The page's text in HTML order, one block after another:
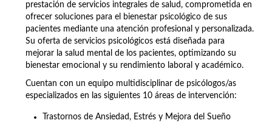
prestación de servicios integrales de salud, comprometida en
ofrecer soluciones para el bienestar psicológico de sus
pacientes mediante una atención profesional y personalizada.
Su oferta de servicios psicológicos está diseñada para
mejorar la salud mental de los pacientes, optimizando su
bienestar emocional y su rendimiento laboral y académico.
Cuentan con un equipo multidisciplinar de psicólogos/as
especializados en las siguientes 10 áreas de intervención:
Trastornos de Ansiedad, Estrés y Mejora del Sueño